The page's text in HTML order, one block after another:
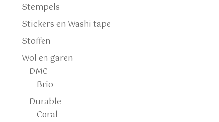
Stempels
Stickers en Washi tape
Stoffen
Wol en garen
DMC
Brio
Durable
Coral